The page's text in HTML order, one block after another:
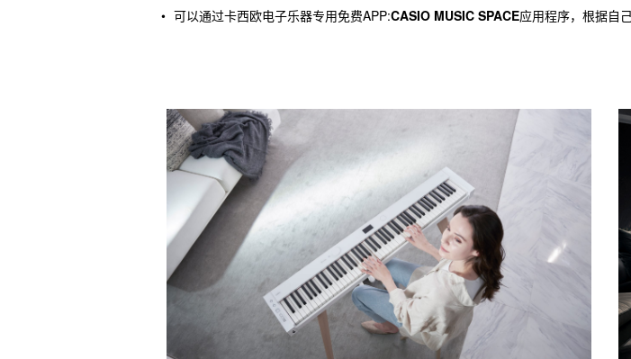
可以通过卡西欧电子乐器专用免费APP:CASIO MUSIC SPACE应用程序，根据自